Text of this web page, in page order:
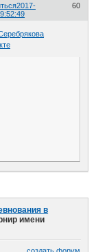
60
2017-
в
имени